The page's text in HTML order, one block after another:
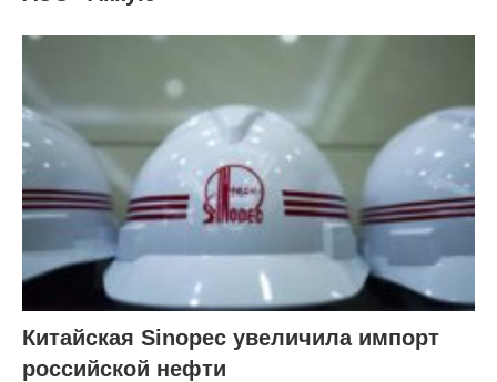
Китайская Sinopec увеличила импорт
российской нефти